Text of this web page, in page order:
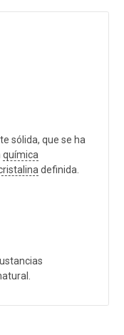
sólida, que se ha
química
definida.